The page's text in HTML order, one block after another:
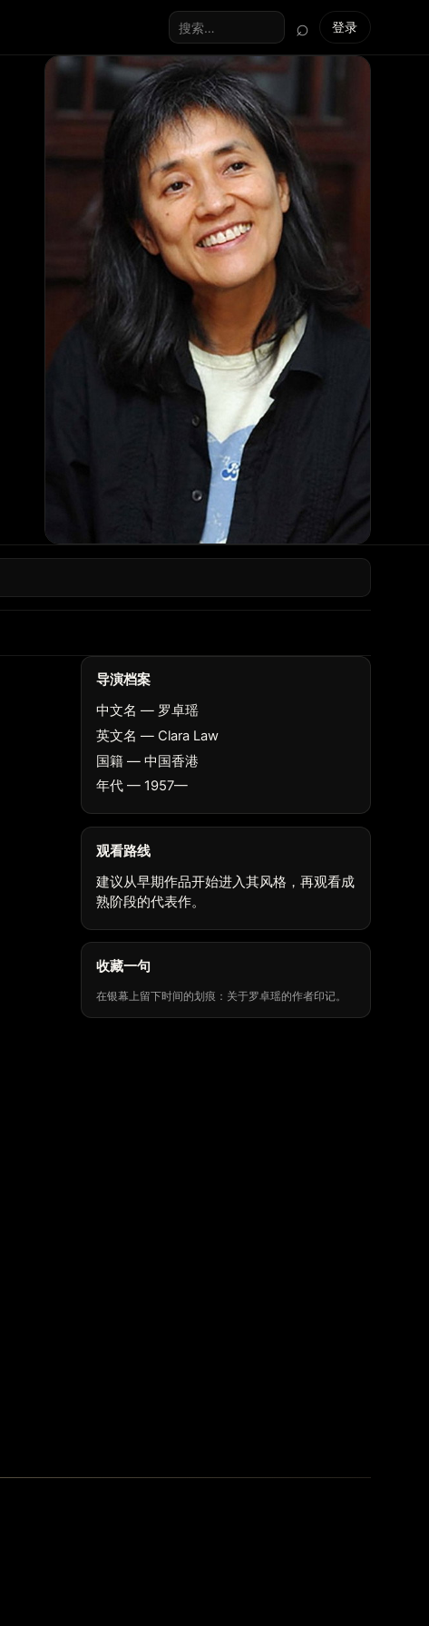
搜索全站
⌕ 登录
导演档案
中文名 — 罗卓瑶
英文名 — Clara Law
国籍 — 中国香港
年代 — 1957—
观看路线
建议从早期作品开始进入其风格，再观看成
熟阶段的代表作。
收藏一句
在银幕上留下时间的划痕：关于罗卓瑶的作者印记。